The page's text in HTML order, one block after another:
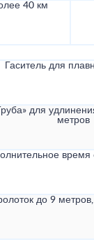
40 км
Гаситель для
для
метров
до 9